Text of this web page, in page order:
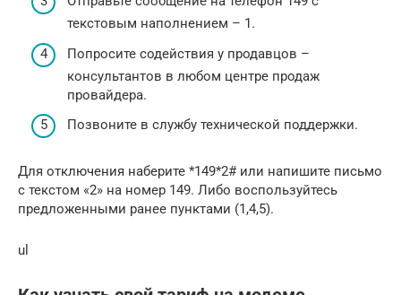
текстовым наполнением – 1.
Попросите содействия у продавцов –
консультантов в любом центре продаж
провайдера.
Позвоните в службу технической поддержки.
Для отключения наберите *149*2# или напишите письмо
с текстом «2» на номер 149. Либо воспользуйтесь
предложенными ранее пунктами (1,4,5).
ul